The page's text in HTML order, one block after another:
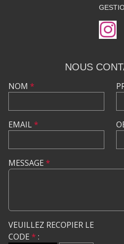
NOUS
NOM *
EMAIL*
MESSAGE *
VEUILLEZ RECOPIER LE
CODE * :